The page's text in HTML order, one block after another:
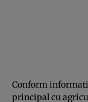
Conform
principal cu